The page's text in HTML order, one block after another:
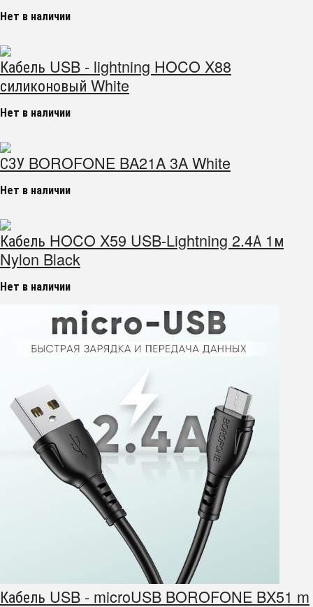
Нет в наличии
Кабель USB - lightning HOCO X88
силиконовый White
Нет в наличии
СЗУ BOROFONE BA21A 3A White
Нет в наличии
Кабель HOCO X59 USB-Lightning 2.4А 1м
Nylon Black
Нет в наличии
Кабель USB - microUSB BOROFONE BX51 m